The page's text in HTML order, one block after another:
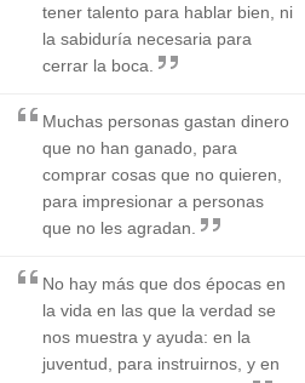
tener talento para hablar bien, ni
la sabiduría necesaria para
cerrar la boca.
Muchas personas gastan dinero
que no han ganado, para
comprar cosas que no quieren,
para impresionar a personas
que no les agradan.
No hay más que dos épocas en
la vida en las que la verdad se
nos muestra y ayuda: en la
juventud, para instruirnos, y en